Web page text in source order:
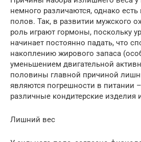
немного различаются, однако
полов. Так, в развитии мужского
роль играют гормоны, поскольку
начинает постоянно падать, что
накоплению жирового запаса
уменьшением двигательной
половины главной причиной
являются погрешности в питании
различные кондитерские изделия
Лишний вес